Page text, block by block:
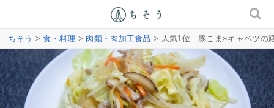
ちそう >食・料理 > 肉類・肉加工食品 > 人気1位｜豚こま×キャベツの